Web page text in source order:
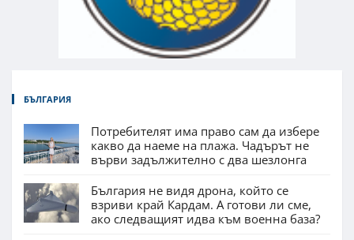
БЪЛГАРИЯ
Потребителят има право сам да избере
какво да наеме на плажа. Чадърът не
върви задължително с два шезлонга
България не видя дрона, който се
взриви край Кардам. А готови ли сме,
ако следващият идва към военна база?